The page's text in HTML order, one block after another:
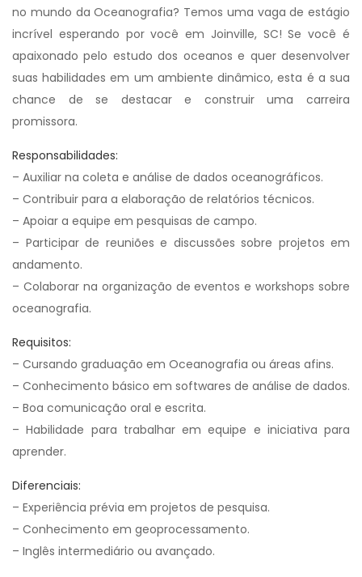
no mundo da Oceanografia? Temos uma vaga de estágio
incrível esperando por você em Joinville, SC! Se você é
apaixonado pelo estudo dos oceanos e quer desenvolver
suas habilidades em um ambiente dinâmico, esta é a sua
chance de se destacar e construir uma carreira
promissora.
Responsabilidades:
– Auxiliar na coleta e análise de dados oceanográficos.
– Contribuir para a elaboração de relatórios técnicos.
– Apoiar a equipe em pesquisas de campo.
– Participar de reuniões e discussões sobre projetos em
andamento.
– Colaborar na organização de eventos e workshops sobre
oceanografia.
Requisitos:
– Cursando graduação em Oceanografia ou áreas afins.
– Conhecimento básico em softwares de análise de dados.
– Boa comunicação oral e escrita.
– Habilidade para trabalhar em equipe e iniciativa para
aprender.
Diferenciais:
– Experiência prévia em projetos de pesquisa.
– Conhecimento em geoprocessamento.
– Inglês intermediário ou avançado.